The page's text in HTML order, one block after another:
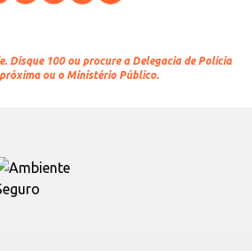
Disque 100 ou procure a Delegacia de Polícia
ou o Ministério Público.